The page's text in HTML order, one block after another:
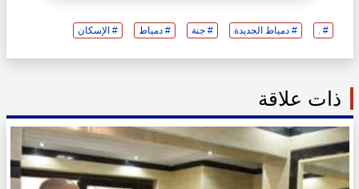
# . # دمياط الجديدة # جنة # دمياط # الإسكان
ذات علاقة